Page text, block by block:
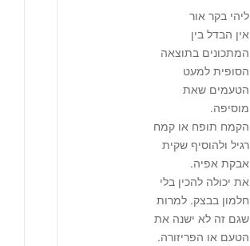
ליהי בקר אור
אין הבדל בין
המתכונים בתוצאה
הסופית למעט
הטעמים שאת
מוסיפה.
הקמח תופח או קמח
רגיל ולהוסיף שקית
אבקת אפיה.
את יכולה להכין בלי
חלמון בבצק. למרות
שגם זה לא ישנה את
הטעם או הפריזורה.